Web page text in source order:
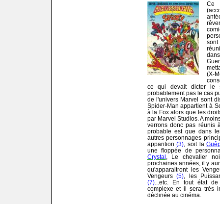
Ce
sont
(X-
ce qui devait dicter le
probablement pas le cas
de l'univers Marvel sont
Spider-Man appartient à
à la Fox alors que les
par Marvel Studios. A
verrons donc pas réunis
probable est que dans
autres personnages
apparition(3) , soit la
une floppée de
Crystal , Le chevalier
prochaines années, il y
qu'apparaitront les
Vengeurs(5) , les
(7)...etc. En tout état de
complexe et il sera très
déclinée au cinéma.